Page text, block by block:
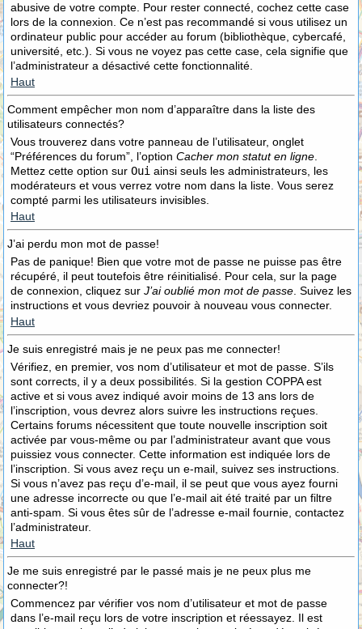
abusive de votre compte. Pour rester connecté, cochez cette case
lors de la connexion. Ce n’est pas recommandé si vous utilisez un
ordinateur public pour accéder au forum (bibliothèque, cybercafé,
université, etc.). Si vous ne voyez pas cette case, cela signifie que
l’administrateur a désactivé cette fonctionnalité.
Haut
Comment empêcher mon nom d’apparaître dans la liste des
utilisateurs connectés?
Vous trouverez dans votre panneau de l’utilisateur, onglet
“Préférences du forum”, l’option Cacher mon statut en ligne
Mettez cette option sur Oui ainsi seuls les administrateurs, les
modérateurs et vous verrez votre nom dans la liste. Vous serez
compté parmi les utilisateurs invisibles.
Haut
J’ai perdu mon mot de passe!
Pas de panique! Bien que votre mot de passe ne puisse pas être
récupéré, il peut toutefois être réinitialisé. Pour cela, sur la page
de connexion, cliquez sur J’ai oublié mon mot de passe . Suivez les
instructions et vous devriez pouvoir à nouveau vous connecter.
Haut
Je suis enregistré mais je ne peux pas me connecter!
Vérifiez, en premier, vos nom d’utilisateur et mot de passe. S’ils
sont corrects, il y a deux possibilités. Si la gestion COPPA est
active et si vous avez indiqué avoir moins de 13 ans lors de
l’inscription, vous devrez alors suivre les instructions reçues.
Certains forums nécessitent que toute nouvelle inscription soit
activée par vous-même ou par l’administrateur avant que vous
puissiez vous connecter. Cette information est indiquée lors de
l’inscription. Si vous avez reçu un e-mail, suivez ses instructions.
Si vous n’avez pas reçu d’e-mail, il se peut que vous ayez fourni
une adresse incorrecte ou que l’e-mail ait été traité par un filtre
anti-spam. Si vous êtes sûr de l’adresse e-mail fournie, contactez
l’administrateur.
Haut
Je me suis enregistré par le passé mais je ne peux plus me
connecter?!
Commencez par vérifier vos nom d’utilisateur et mot de passe
dans l’e-mail reçu lors de votre inscription et réessayez. Il est